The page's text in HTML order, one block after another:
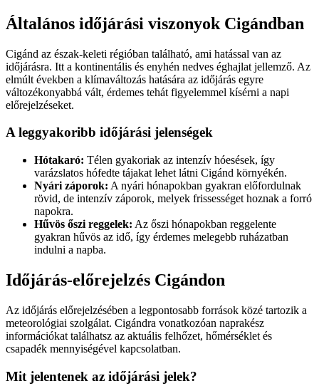
Általános időjárási viszonyok Cigándban
Cigánd az észak-keleti régióban található, ami hatással van az
időjárásra. Itt a kontinentális és enyhén nedves éghajlat jellemző. Az
elmúlt években a klímaváltozás hatására az időjárás egyre
változékonyabbá vált, érdemes tehát figyelemmel kísérni a napi
előrejelzéseket.
A leggyakoribb időjárási jelenségek
Hótakaró: Télen gyakoriak az intenzív hóesések, így
varázslatos hófedte tájakat lehet látni Cigánd környékén.
Nyári záporok: A nyári hónapokban gyakran előfordulnak
rövid, de intenzív záporok, melyek frissességet hoznak a forró
napokra.
Hűvös őszi reggelek: Az őszi hónapokban reggelente
gyakran hűvös az idő, így érdemes melegebb ruházatban
indulni a napba.
Időjárás-előrejelzés Cigándon
Az időjárás előrejelzésében a legpontosabb források közé tartozik a
meteorológiai szolgálat. Cigándra vonatkozóan naprakész
információkat találhatsz az aktuális felhőzet, hőmérséklet és
csapadék mennyiségével kapcsolatban.
Mit jelentenek az időjárási jelek?